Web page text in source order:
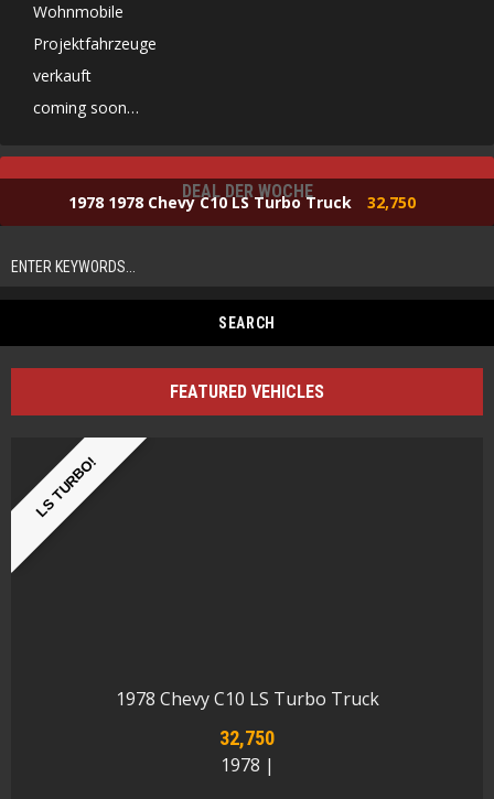
Wohnmobile
Projektfahrzeuge
verkauft
coming soon…
DEAL DER WOCHE
1978 1978 Chevy C10 LS Turbo Truck 32,750
FEATURED VEHICLES
LS TURBO!
1978 Chevy C10 LS Turbo Truck
32,750
1978 |